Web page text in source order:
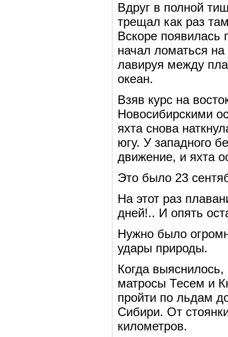
Вдруг в полной
трещал как раз
Вскоре появилась
начал ломаться
лавируя между
океан.
Взяв курс на
Новосибирскими
яхта снова
югу. У западного
движение, и яхта
Это было 23
На этот раз
дней!.. И опять
Нужно было
удары природы.
Когда
матросы Тесем и
пройти по льдам
Сибири. От
километров.